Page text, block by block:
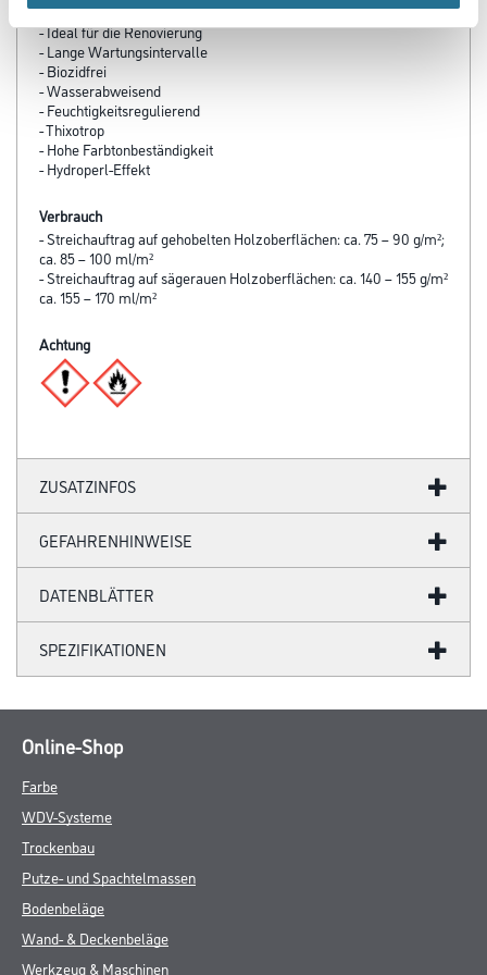
Produkteigenschaft
- Ideal für die Renovierung
- Lange Wartungsintervalle
- Biozidfrei
- Wasserabweisend
- Feuchtigkeitsregulierend
- Thixotrop
- Hohe Farbtonbeständigkeit
- Hydroperl-Effekt
Verbrauch
- Streichauftrag auf gehobelten Holzoberflächen: ca. 75 – 90 g/m²;
ca. 85 – 100 ml/m²
- Streichauftrag auf sägerauen Holzoberflächen: ca. 140 – 155 g/m²
ca. 155 – 170 ml/m²
Achtung
ZUSATZINFOS
GEFAHRENHINWEISE
DATENBLÄTTER
SPEZIFIKATIONEN
Online-Shop
Farbe
WDV-Systeme
Trockenbau
Putze- und Spachtelmassen
Bodenbeläge
Wand- & Deckenbeläge
Werkzeug & Maschinen